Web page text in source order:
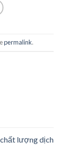
permalink.
lượng dịch